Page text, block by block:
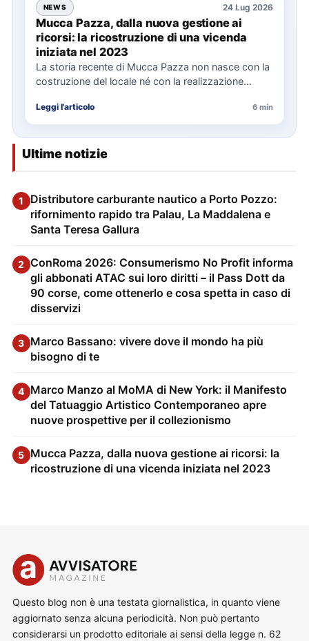
NEWS 24 Lug 2026
Mucca Pazza, dalla nuova gestione ai
ricorsi: la ricostruzione di una vicenda
iniziata nel 2023
La storia recente di Mucca Pazza non nasce con la
costruzione del locale né con la realizzazione
Leggi l'articolo 6 min
Ultime notizie
1
Distributore carburante nautico a Porto Pozzo:
rifornimento rapido tra Palau, La Maddalena e
Santa Teresa Gallura
2 ConRoma 2026: Consumerismo No Profit informa
gli abbonati ATAC sui loro diritti – il Pass Dott da
90 corse, come ottenerlo e cosa spetta in caso di
disservizi
3 Marco Bassano: vivere dove il mondo ha più
bisogno di te
4 Marco Manzo al MoMA di New York: il Manifesto
del Tatuaggio Artistico Contemporaneo apre
nuove prospettive per il collezionismo
5 Mucca Pazza, dalla nuova gestione ai ricorsi: la
ricostruzione di una vicenda iniziata nel 2023
Questo blog non è una testata giornalistica, in quanto viene
aggiornato senza alcuna periodicità. Non può pertanto
considerarsi un prodotto editoriale ai sensi della legge n. 62